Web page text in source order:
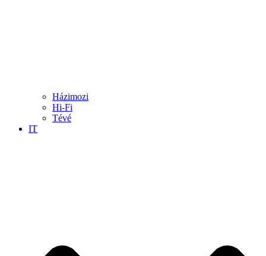
Házimozi
Hi-Fi
Tévé
IT